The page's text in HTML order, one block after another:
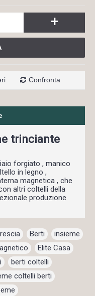
+
Confronta
trinciante
forgiato , manico
in legno ,
magnetica , che
altri coltelli della
produzione
Berti insieme
Elite Casa
berti coltelli
coltelli berti